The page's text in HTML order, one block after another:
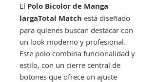
El Polo Bicolor de Manga
largaTotal Match está diseñado
para quienes buscan destacar con
un look moderno y profesional.
Este polo combina funcionalidad y
estilo, con un cierre central de
botones que ofrece un ajuste